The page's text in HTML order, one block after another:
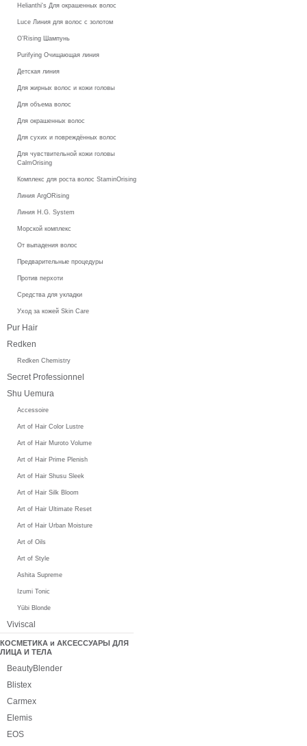
Helianthi's Для окрашенных волос
Luce Линия для волос с золотом
O’Rising Шампунь
Purifying Очищающая линия
Детская линия
Для жирных волос и кожи головы
Для объема волос
Для окрашенных волос
Для сухих и повреждённых волос
Для чувствительной кожи головы
CalmOrising
Комплекс для роста волос StaminOrising
Линия ArgORising
Линия H.G. System
Морской комплекс
От выпадения волос
Предварительные процедуры
Против перхоти
Средства для укладки
Уход за кожей Skin Care
Pur Hair
Redken
Redken Chemistry
Secret Professionnel
Shu Uemura
Accessoire
Art of Hair Color Lustre
Art of Hair Muroto Volume
Art of Hair Prime Plenish
Art of Hair Shusu Sleek
Art of Hair Silk Bloom
Art of Hair Ultimate Reset
Art of Hair Urban Moisture
Art of Oils
Art of Style
Ashita Supreme
Izumi Tonic
Yūbi Blonde
Viviscal
КОСМЕТИКА и АКСЕССУАРЫ ДЛЯ
ЛИЦА И ТЕЛА
BeautyBlender
Blistex
Carmex
Elemis
EOS